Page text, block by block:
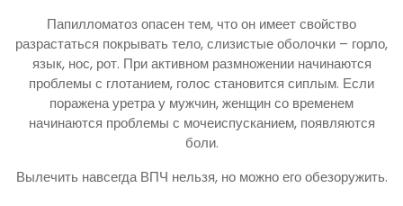
Папилломатоз опасен тем, что он имеет свойство
разрастаться покрывать тело, слизистые оболочки – горло,
язык, нос, рот. При активном размножении начинаются
проблемы с глотанием, голос становится сиплым. Если
поражена уретра у мужчин, женщин со временем
начинаются проблемы с мочеиспусканием, появляются
боли.
Вылечить навсегда ВПЧ нельзя, но можно его обезоружить.